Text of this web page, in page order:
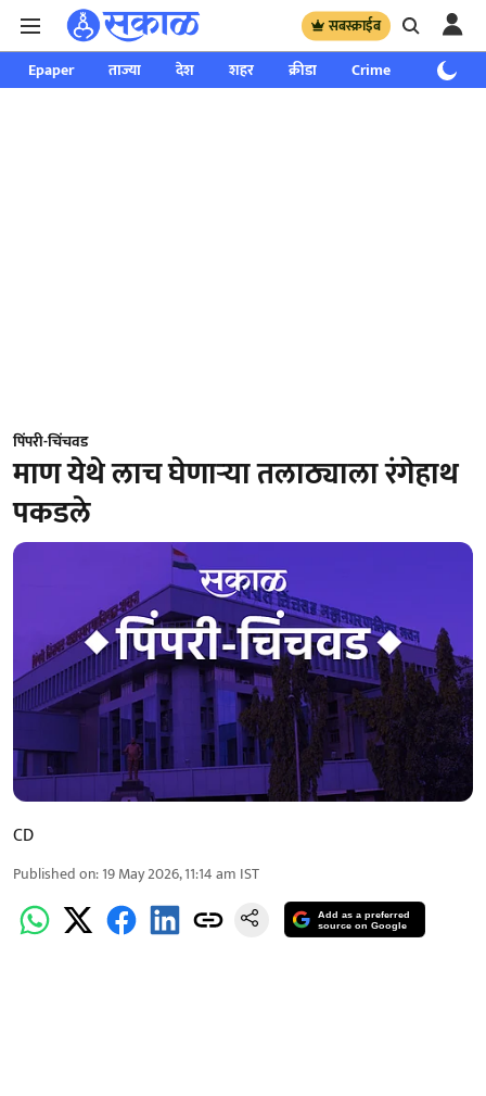
सबस्क्राईब
Epaper ताज्या देश शहर क्रीडा Crime साप्ताहिक
पिंपरी-चिंचवड
माण येथे लाच घेणाऱ्या तलाठ्याला रंगेहाथ
पकडले
CD
Published on:19 May 2026, 11:14 am IST
Add as a preferred
source on Google